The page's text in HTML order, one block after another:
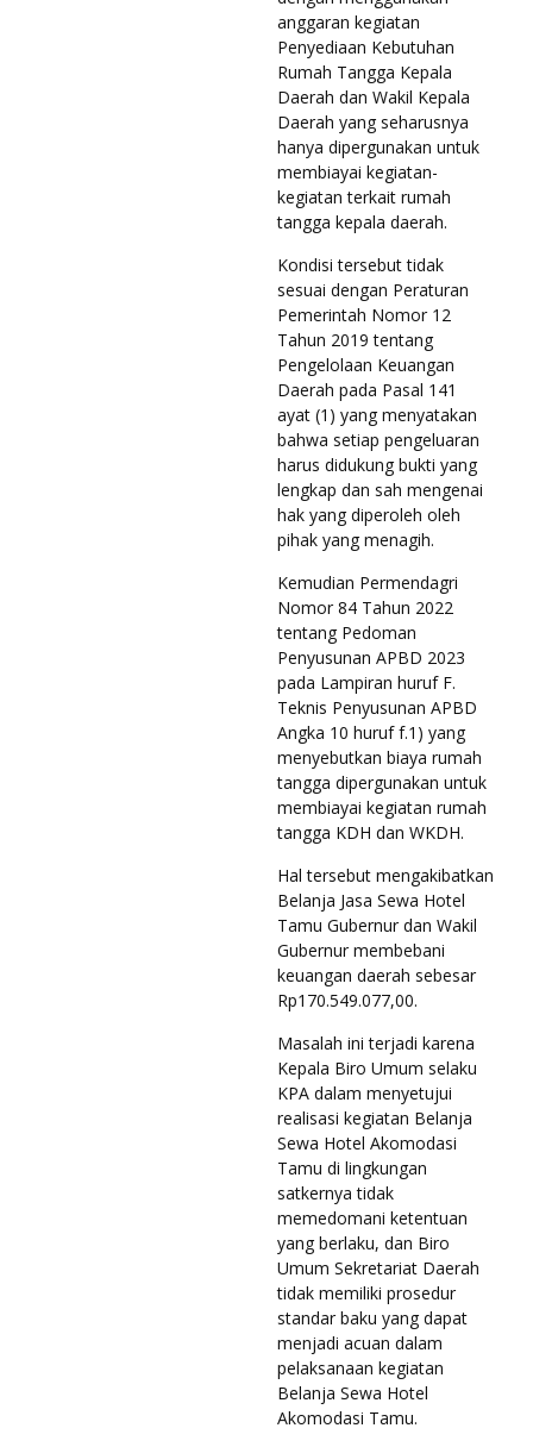
anggaran kegiatan
Penyediaan Kebutuhan
Rumah Tangga Kepala
Daerah dan Wakil Kepala
Daerah yang seharusnya
hanya dipergunakan untuk
membiayai kegiatan-
kegiatan terkait rumah
tangga kepala daerah.
Kondisi tersebut tidak
sesuai dengan Peraturan
Pemerintah Nomor 12
Tahun 2019 tentang
Pengelolaan Keuangan
Daerah pada Pasal 141
ayat (1) yang menyatakan
bahwa setiap pengeluaran
harus didukung bukti yang
lengkap dan sah mengenai
hak yang diperoleh oleh
pihak yang menagih.
Kemudian Permendagri
Nomor 84 Tahun 2022
tentang Pedoman
Penyusunan APBD 2023
pada Lampiran huruf F.
Teknis Penyusunan APBD
Angka 10 huruf f.1) yang
menyebutkan biaya rumah
tangga dipergunakan untuk
membiayai kegiatan rumah
tangga KDH dan WKDH.
Hal tersebut mengakibatkan
Belanja Jasa Sewa Hotel
Tamu Gubernur dan Wakil
Gubernur membebani
keuangan daerah sebesar
Rp170.549.077,00.
Masalah ini terjadi karena
Kepala Biro Umum selaku
KPA dalam menyetujui
realisasi kegiatan Belanja
Sewa Hotel Akomodasi
Tamu di lingkungan
satkernya tidak
memedomani ketentuan
yang berlaku, dan Biro
Umum Sekretariat Daerah
tidak memiliki prosedur
standar baku yang dapat
menjadi acuan dalam
pelaksanaan kegiatan
Belanja Sewa Hotel
Akomodasi Tamu.